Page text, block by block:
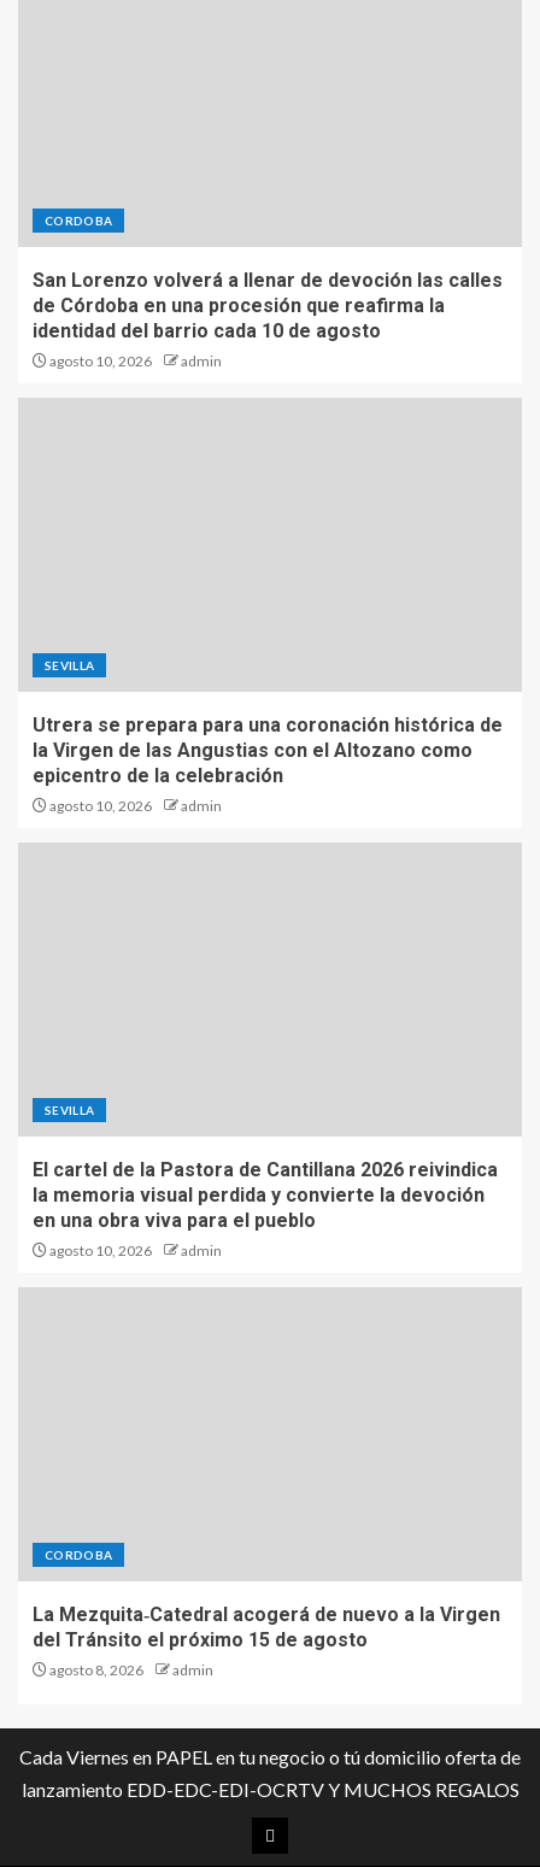
CORDOBA
San Lorenzo volverá a llenar de devoción las calles
de Córdoba en una procesión que reafirma la
identidad del barrio cada 10 de agosto
agosto 10, 2026 admin
SEVILLA
Utrera se prepara para una coronación histórica de
la Virgen de las Angustias con el Altozano como
epicentro de la celebración
agosto 10, 2026 admin
SEVILLA
El cartel de la Pastora de Cantillana 2026 reivindica
la memoria visual perdida y convierte la devoción
en una obra viva para el pueblo
agosto 10, 2026 admin
CORDOBA
La Mezquita‑Catedral acogerá de nuevo a la Virgen
del Tránsito el próximo 15 de agosto
agosto 8, 2026 admin
Cada Viernes en PAPEL en tu negocio o tú domicilio oferta de
lanzamiento EDD-EDC-EDI-OCRTV Y MUCHOS REGALOS